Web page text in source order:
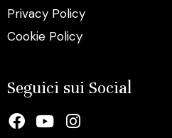
Privacy Policy
Cookie Policy
Seguici sui Social